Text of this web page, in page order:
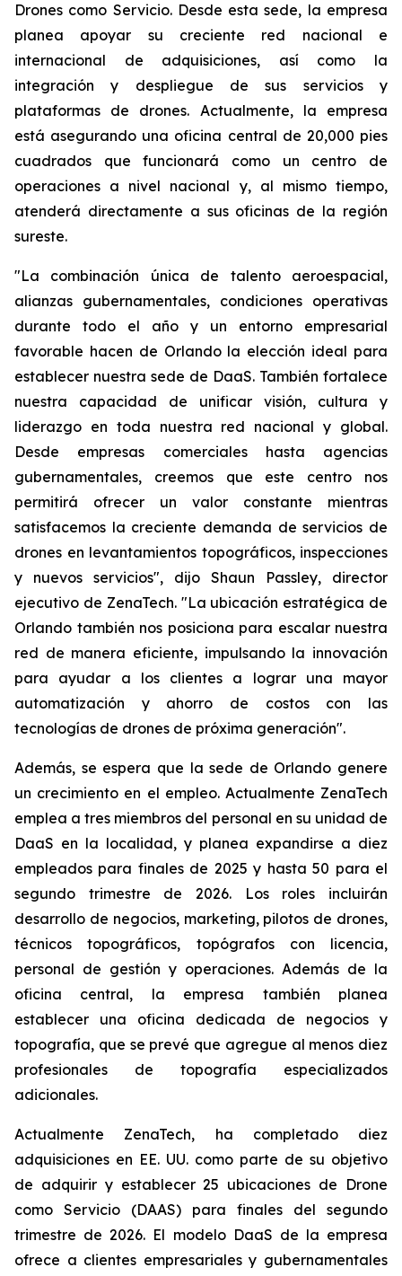
Drones como Servicio. Desde esta sede, la empresa
planea apoyar su creciente red nacional e
internacional de adquisiciones, así como la
integración y despliegue de sus servicios y
plataformas de drones. Actualmente, la empresa
está asegurando una oficina central de 20,000 pies
cuadrados que funcionará como un centro de
operaciones a nivel nacional y, al mismo tiempo,
atenderá directamente a sus oficinas de la región
sureste.
"La combinación única de talento aeroespacial,
alianzas gubernamentales, condiciones operativas
durante todo el año y un entorno empresarial
favorable hacen de Orlando la elección ideal para
establecer nuestra sede de DaaS. También fortalece
nuestra capacidad de unificar visión, cultura y
liderazgo en toda nuestra red nacional y global.
Desde empresas comerciales hasta agencias
gubernamentales, creemos que este centro nos
permitirá ofrecer un valor constante mientras
satisfacemos la creciente demanda de servicios de
drones en levantamientos topográficos, inspecciones
y nuevos servicios", dijo Shaun Passley, director
ejecutivo de ZenaTech. "La ubicación estratégica de
Orlando también nos posiciona para escalar nuestra
red de manera eficiente, impulsando la innovación
para ayudar a los clientes a lograr una mayor
automatización y ahorro de costos con las
tecnologías de drones de próxima generación".
Además, se espera que la sede de Orlando genere
un crecimiento en el empleo. Actualmente ZenaTech
emplea a tres miembros del personal en su unidad de
DaaS en la localidad, y planea expandirse a diez
empleados para finales de 2025 y hasta 50 para el
segundo trimestre de 2026. Los roles incluirán
desarrollo de negocios, marketing, pilotos de drones,
técnicos topográficos, topógrafos con licencia,
personal de gestión y operaciones. Además de la
oficina central, la empresa también planea
establecer una oficina dedicada de negocios y
topografía, que se prevé que agregue al menos diez
profesionales de topografía especializados
adicionales.
Actualmente ZenaTech, ha completado diez
adquisiciones en EE. UU. como parte de su objetivo
de adquirir y establecer 25 ubicaciones de Drone
como Servicio (DAAS) para finales del segundo
trimestre de 2026. El modelo DaaS de la empresa
ofrece a clientes empresariales y gubernamentales